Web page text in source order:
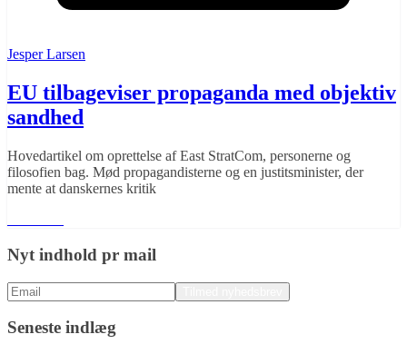
Jesper Larsen
EU tilbageviser propaganda med objektiv
sandhed
Hovedartikel om oprettelse af East StratCom, personerne og
filosofien bag. Mød propagandisterne og en justitsminister, der
mente at danskernes kritik
Nyt indhold pr mail
Seneste indlæg